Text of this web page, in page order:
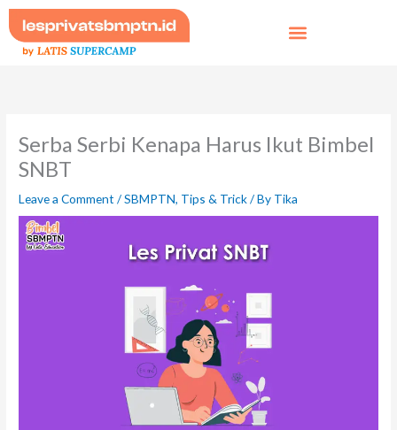
Skip
to
content
Serba Serbi Kenapa Harus Ikut Bimbel
SNBT
Leave a Comment /SBMPTN, Tips & Trick/ By Tika